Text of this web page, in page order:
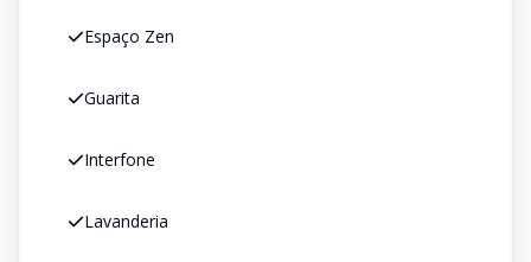
Espaço Zen
Guarita
Interfone
Lavanderia